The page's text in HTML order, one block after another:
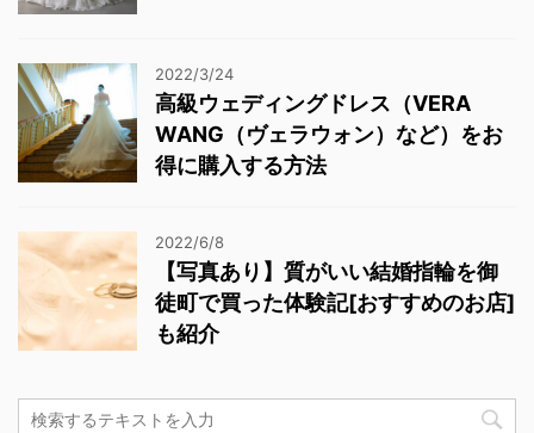
2022/3/24
高級ウェディングドレス（VERA
WANG（ヴェラウォン）など）をお
得に購入する方法
2022/6/8
【写真あり】質がいい結婚指輪を御
徒町で買った体験記[おすすめのお店]
も紹介